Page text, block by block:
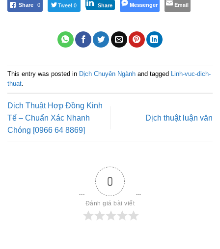
Share 0 Tweet 0 Share Messenger Email
This entry was posted in Dịch Chuyên Ngành and tagged Linh-vuc-dich-
thuat.
Dịch Thuật Hợp Đồng Kinh
Tế – Chuẩn Xác Nhanh
Chóng [0966 64 8869]
Dịch thuật luận văn
0
Đánh giá bài viết